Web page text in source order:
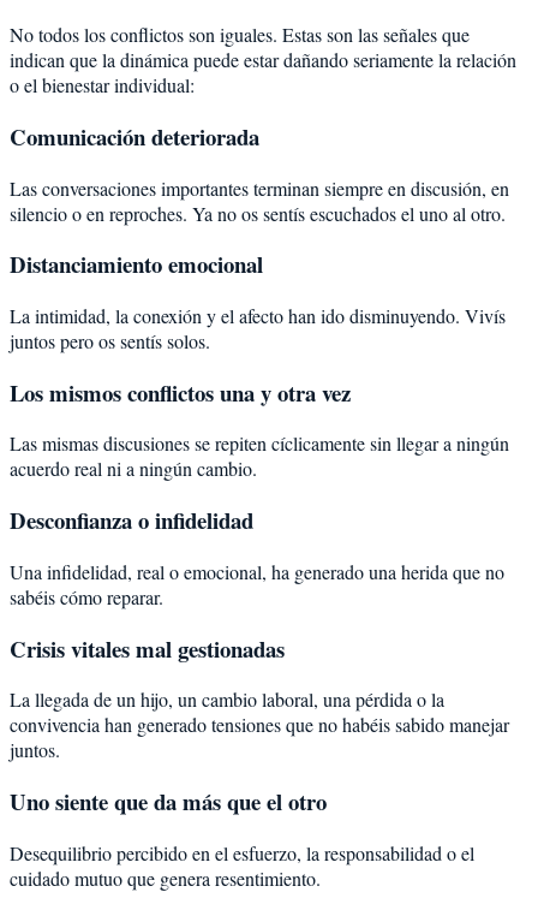
No todos los conflictos son iguales. Estas son las señales que
indican que la dinámica puede estar dañando seriamente la relación
o el bienestar individual:
Comunicación deteriorada
Las conversaciones importantes terminan siempre en discusión, en
silencio o en reproches. Ya no os sentís escuchados el uno al otro.
Distanciamiento emocional
La intimidad, la conexión y el afecto han ido disminuyendo. Vivís
juntos pero os sentís solos.
Los mismos conflictos una y otra vez
Las mismas discusiones se repiten cíclicamente sin llegar a ningún
acuerdo real ni a ningún cambio.
Desconfianza o infidelidad
Una infidelidad, real o emocional, ha generado una herida que no
sabéis cómo reparar.
Crisis vitales mal gestionadas
La llegada de un hijo, un cambio laboral, una pérdida o la
convivencia han generado tensiones que no habéis sabido manejar
juntos.
Uno siente que da más que el otro
Desequilibrio percibido en el esfuerzo, la responsabilidad o el
cuidado mutuo que genera resentimiento.